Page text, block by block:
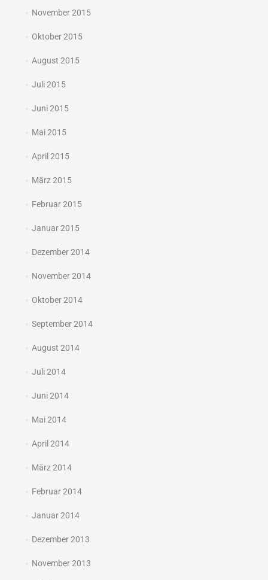
November 2015
Oktober 2015
August 2015
Juli 2015
Juni 2015
Mai 2015
April 2015
März 2015
Februar 2015
Januar 2015
Dezember 2014
November 2014
Oktober 2014
September 2014
August 2014
Juli 2014
Juni 2014
Mai 2014
April 2014
März 2014
Februar 2014
Januar 2014
Dezember 2013
November 2013